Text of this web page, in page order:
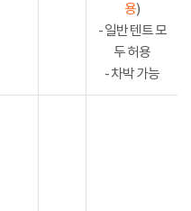
용)
- 일반 텐트 모
두 허용
- 차박 가능